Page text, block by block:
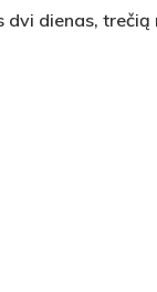
dienas, trečią